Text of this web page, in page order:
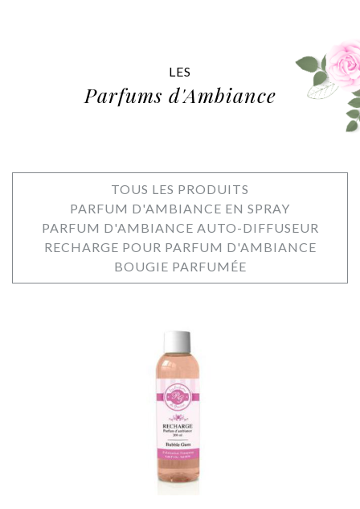
LES
Parfums d'Ambiance
TOUS LES PRODUITS
PARFUM D'AMBIANCE EN SPRAY
PARFUM D'AMBIANCE AUTO-DIFFUSEUR
RECHARGE POUR PARFUM D'AMBIANCE
BOUGIE PARFUMÉE